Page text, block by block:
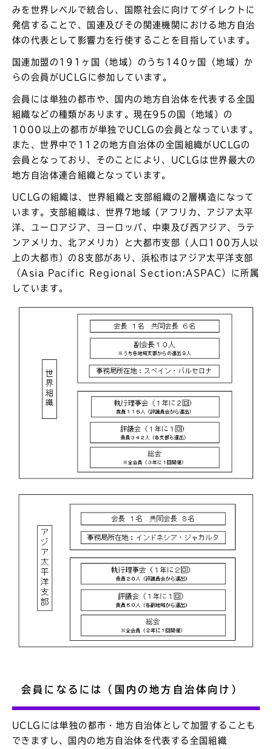
みを世界レベルで統合し、国際社会に向けてダイレクトに
発信することで、国連及びその関連機関における地方自治
体の代表として影響力を行使することを目指しています。
国連加盟の191ヶ国（地域）のうち140ヶ国（地域）か
らの会員がUCLGに参加しています。
会員には単独の都市や、国内の地方自治体を代表する全国
組織などの種類があります。現在95の国（地域）の
1000以上の都市が単独でUCLGの会員となっています。
また、世界中で112の地方自治体の全国組織がUCLGの
会員となっており、そのことにより、UCLGは世界最大の
地方自治体連合組織となっています。
UCLGの組織は、世界組織と支部組織の2層構造になって
います。支部組織は、世界7地域（アフリカ、アジア太平
洋、ユーロアジア、ヨーロッパ、中東及び西アジア、ラテ
ンアメリカ、北アメリカ）と大都市支部（人口100万人以
上の大都市）の8支部があり、浜松市はアジア太平洋支部
（Asia Pacific Regional Section:ASPAC）に所属
しています。
会員になるには（国内の地方自治体向け）
UCLGには単独の都市・地方自治体として加盟することも
できますし、国内の地方自治体を代表する全国組織